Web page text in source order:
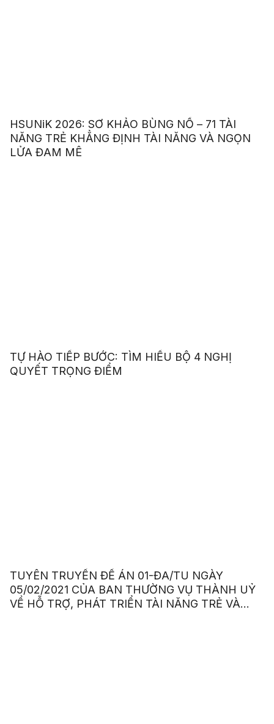
HSUNiK 2026: SƠ KHẢO BÙNG NỔ – 71 TÀI
NĂNG TRẺ KHẲNG ĐỊNH TÀI NĂNG VÀ NGỌN
LỬA ĐAM MÊ
TỰ HÀO TIẾP BƯỚC: TÌM HIỂU BỘ 4 NGHỊ
QUYẾT TRỌNG ĐIỂM
TUYÊN TRUYỀN ĐỀ ÁN 01-ĐA/TU NGÀY
05/02/2021 CỦA BAN THƯỜNG VỤ THÀNH UỶ
VỀ HỖ TRỢ, PHÁT TRIỂN TÀI NĂNG TRẺ VÀ